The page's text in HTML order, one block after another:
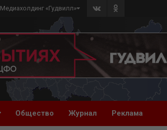
Медиахолдинг «Гудвилл»
Общество Журнал Реклама